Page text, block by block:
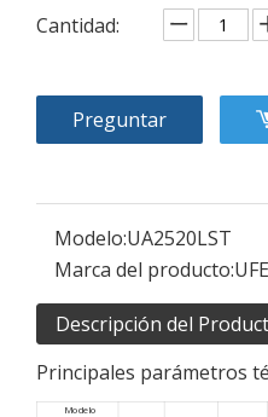
Cantidad:
Preguntar
Modelo:UA2520LST
Marca del producto:
Descripción del
Principales parámetros
Modelo